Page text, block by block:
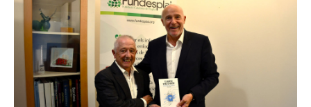
L'equip
Missió i valors
Els comptes clars
Memòria d'activitats